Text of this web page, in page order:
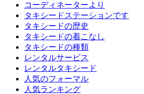
コーディネーターより
タキシードステーションです
タキシードの歴史
タキシードの着こなし
タキシードの種類
レンタルサービス
レンタルタキシード
人気のフォーマル
人気ランキング